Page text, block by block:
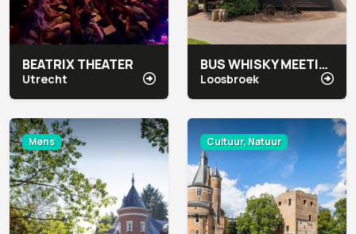
BEATRIX THEATER
Utrecht
BUS WHISKY MEETING & EVENTS
Loosbroek
Mens Cultuur, Natuur